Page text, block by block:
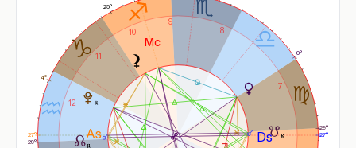
7
8
9
10
11
12
0°
4°
29°
27° 27°
25°
29°